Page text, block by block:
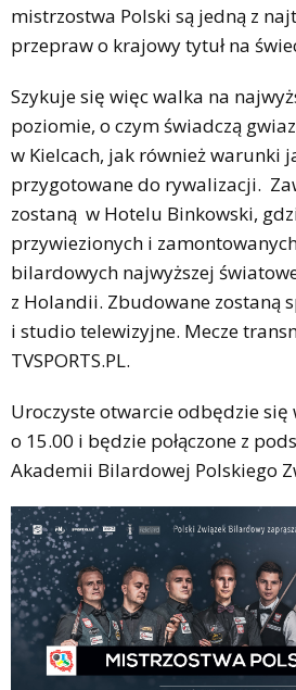
mistrzostwa Polski są jedną z
przepraw o krajowy tytuł na
Szykuje się więc walka na
poziomie, o czym świadczą
w Kielcach, jak również warunki
przygotowane do rywalizacji.
zostaną w Hotelu Binkowski,
przywiezionych i
bilardowych najwyższej
z Holandii. Zbudowane zostaną
i studio telewizyjne. Mecze
TVSPORTS.PL.
Uroczyste otwarcie odbędzie się
o 15.00 i będzie połączone z
Akademii Bilardowej Polskiego